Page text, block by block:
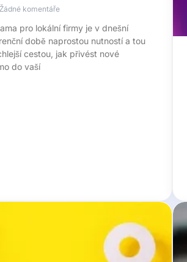
Žádné komentáře
pro lokální firmy je v dnešní
době naprostou nutností a tou
cestou, jak přivést nové
do vaší